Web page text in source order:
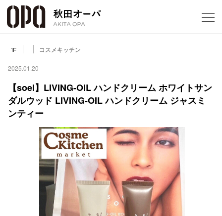
1F コスメキッチン
2025.01.20
【soel】LIVING-OIL ハンドクリーム ホワイトサン
ダルウッド LIVING-OIL ハンドクリーム ジャスミ
ンティー